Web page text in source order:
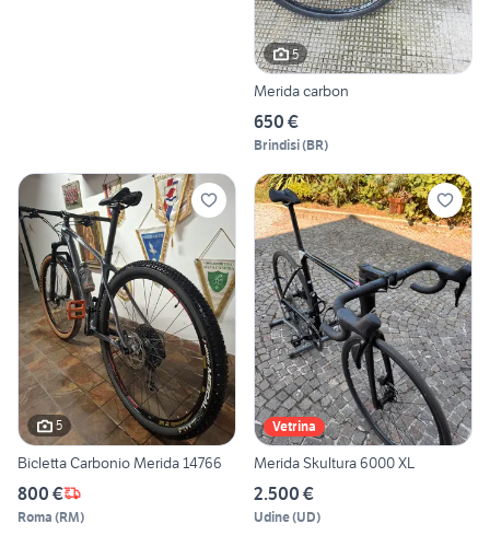
5
Merida carbon
650 €
Brindisi(BR)
5
Bicletta Carbonio Merida 14766
800 €
Roma (RM)
Vetrina
Merida Skultura 6000 XL
2.500 €
Udine(UD)